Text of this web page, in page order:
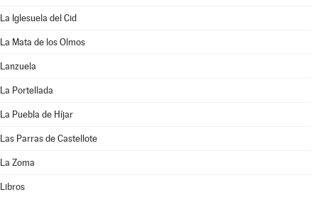
La Iglesuela del Cid
La Mata de los Olmos
Lanzuela
La Portellada
La Puebla de Híjar
Las Parras de Castellote
La Zoma
Libros